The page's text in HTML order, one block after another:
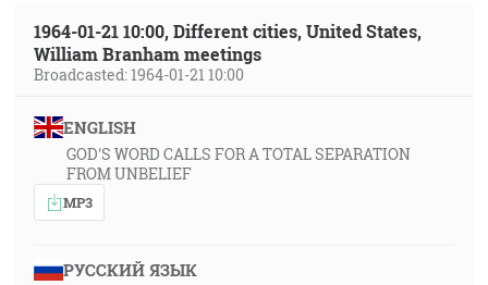
1964-01-21 10:00, Different cities, United States,
William Branham meetings
Broadcasted: 1964-01-21 10:00
ENGLISH
GOD'S WORD CALLS FOR A TOTAL SEPARATION
FROM UNBELIEF
MP3
РУССКИЙ ЯЗЫК